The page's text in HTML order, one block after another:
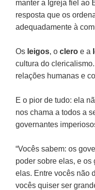
manter a Igreja fiel ao
resposta que os
adequadamente à
Os leigos, oclero e a
cultura do
relações humanas e
E o pior de tudo: ela
nos chama a todos a
governantes
“Vocês sabem: os
poder sobre elas, e os
elas. Entre vocês não
vocês quiser ser